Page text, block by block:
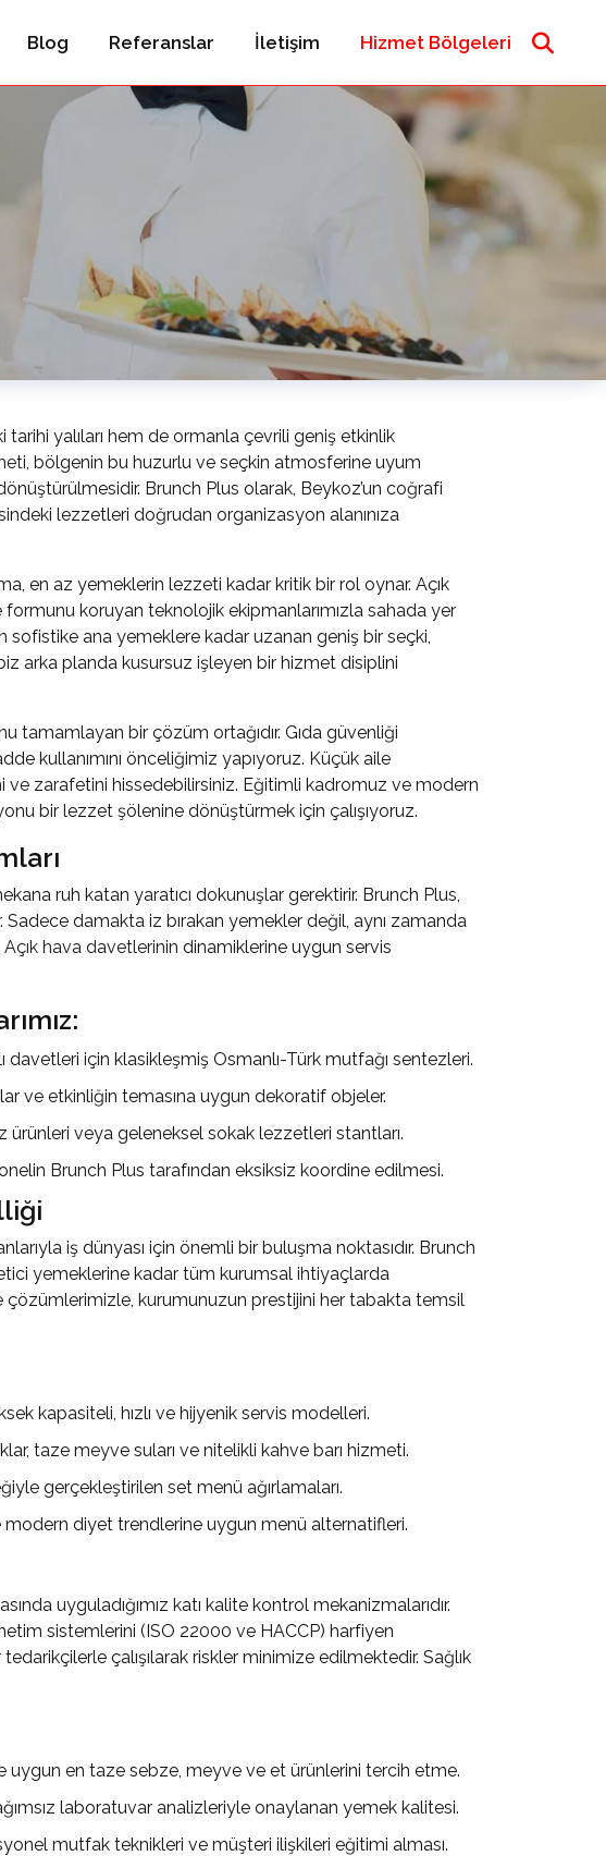
Blog Referanslar İletişim Hizmet Bölgeleri
yalıları hem de ormanla çevrili geniş etkinlik
, bölgenin bu huzurlu ve seçkin atmosferine uyum
Brunch Plus olarak, Beykoz’un coğrafi
lezzetleri doğrudan organizasyon alanınıza
en az yemeklerin lezzeti kadar kritik bir rol oynar. Açık
koruyan teknolojik ekipmanlarımızla sahada yer
sofistike ana yemeklere kadar uzanan geniş bir seçki,
arka planda kusursuz işleyen bir hizmet disiplini
tamamlayan bir çözüm ortağıdır. Gıda güvenliği
kullanımını önceliğimiz yapıyoruz. Küçük aile
ve zarafetini hissedebilirsiniz. Eğitimli kadromuz ve modern
bir lezzet şölenine dönüştürmek için çalışıyoruz.
ruh katan yaratıcı dokunuşlar gerektirir. Brunch Plus,
damakta iz bırakan yemekler değil, aynı zamanda
Açık hava davetlerinin dinamiklerine uygun servis
için klasikleşmiş Osmanlı-Türk mutfağı sentezleri.
ve etkinliğin temasına uygun dekoratif objeler.
ürünleri veya geleneksel sokak lezzetleri stantları.
Brunch Plus tarafından eksiksiz koordine edilmesi.
iş dünyası için önemli bir buluşma noktasıdır. Brunch
yemeklerine kadar tüm kurumsal ihtiyaçlarda
çözümlerimizle, kurumunuzun prestijini her tabakta temsil
kapasiteli, hızlı ve hijyenik servis modelleri.
taze meyve suları ve nitelikli kahve barı hizmeti.
gerçekleştirilen set menü ağırlamaları.
modern diyet trendlerine uygun menü alternatifleri.
uyguladığımız katı kalite kontrol mekanizmalarıdır.
sistemlerini (ISO 22000 ve HACCP) harfiyen
çalışılarak riskler minimize edilmektedir. Sağlık
en taze sebze, meyve ve et ürünlerini tercih etme.
laboratuvar analizleriyle onaylanan yemek kalitesi.
mutfak teknikleri ve müşteri ilişkileri eğitimi alması.